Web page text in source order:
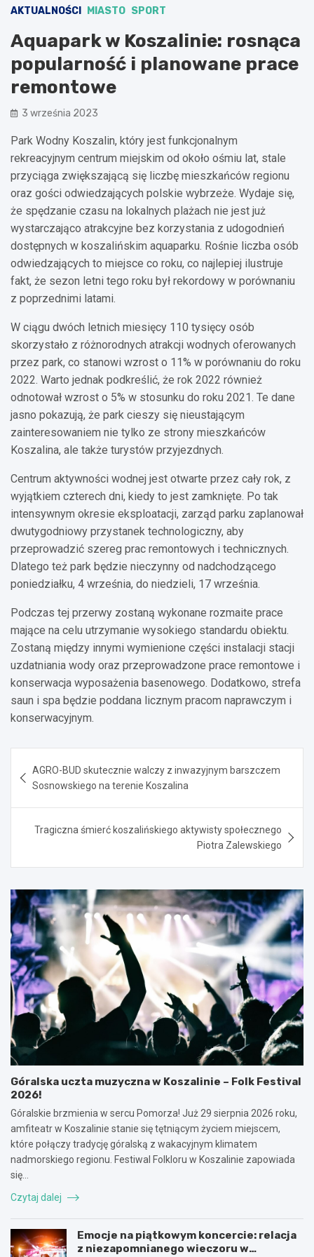
AKTUALNOŚCI MIASTO SPORT
Aquapark w Koszalinie: rosnąca
popularność i planowane prace
remontowe
3 września 2023
Park Wodny Koszalin, który jest funkcjonalnym
rekreacyjnym centrum miejskim od około ośmiu lat, stale
przyciąga zwiększającą się liczbę mieszkańców regionu
oraz gości odwiedzających polskie wybrzeże. Wydaje się,
że spędzanie czasu na lokalnych plażach nie jest już
wystarczająco atrakcyjne bez korzystania z udogodnień
dostępnych w koszalińskim aquaparku. Rośnie liczba osób
odwiedzających to miejsce co roku, co najlepiej ilustruje
fakt, że sezon letni tego roku był rekordowy w porównaniu
z poprzednimi latami.
W ciągu dwóch letnich miesięcy 110 tysięcy osób
skorzystało z różnorodnych atrakcji wodnych oferowanych
przez park, co stanowi wzrost o 11% w porównaniu do roku
2022. Warto jednak podkreślić, że rok 2022 również
odnotował wzrost o 5% w stosunku do roku 2021. Te dane
jasno pokazują, że park cieszy się nieustającym
zainteresowaniem nie tylko ze strony mieszkańców
Koszalina, ale także turystów przyjezdnych.
Centrum aktywności wodnej jest otwarte przez cały rok, z
wyjątkiem czterech dni, kiedy to jest zamknięte. Po tak
intensywnym okresie eksploatacji, zarząd parku zaplanował
dwutygodniowy przystanek technologiczny, aby
przeprowadzić szereg prac remontowych i technicznych.
Dlatego też park będzie nieczynny od nadchodzącego
poniedziałku, 4 września, do niedzieli, 17 września.
Podczas tej przerwy zostaną wykonane rozmaite prace
mające na celu utrzymanie wysokiego standardu obiektu.
Zostaną między innymi wymienione części instalacji stacji
uzdatniania wody oraz przeprowadzone prace remontowe i
konserwacja wyposażenia basenowego. Dodatkowo, strefa
saun i spa będzie poddana licznym pracom naprawczym i
konserwacyjnym.
wpisu
AGRO-BUD skutecznie walczy z inwazyjnym barszczem
Sosnowskiego na terenie Koszalina
Tragiczna śmierć koszalińskiego aktywisty społecznego
Piotra Zalewskiego
Góralska uczta muzyczna w Koszalinie – Folk Festival
2026!
Góralskie brzmienia w sercu Pomorza! Już 29 sierpnia 2026 roku,
amfiteatr w Koszalinie stanie się tętniącym życiem miejscem,
które połączy tradycję góralską z wakacyjnym klimatem
nadmorskiego regionu. Festiwal Folkloru w Koszalinie zapowiada
się…
Czytaj dalej
Emocje na piątkowym koncercie: relacja
z niezapomnianego wieczoru w